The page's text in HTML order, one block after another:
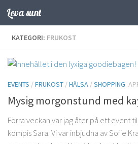
Hoppa till innehåll
Leva sunt
KATEGORI: FRUKOST
EVENTS /FRUKOST /HÄLSA /SHOPPING
Mysig morgonstund med
Förra veckan var jag åter på ett event
kompis Sara. Vi var inbjudna av Sofie